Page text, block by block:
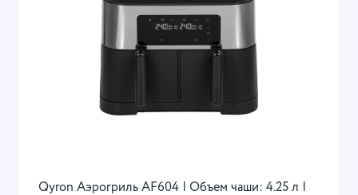
Qyron Аэрогриль AF604 | Объем чаши: 4.25 л |